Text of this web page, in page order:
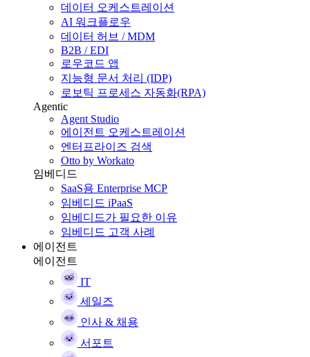
데이터 오케스트레이션
AI 워크플로우
데이터 허브 / MDM
B2B / EDI
로우코드 앱
지능형 문서 처리 (IDP)
로보틱 프로세스 자동화(RPA)
Agentic
Agent Studio
에이전트 오케스트레이션
엔터프라이즈 검색
Otto by Workato
임베디드
SaaS용 Enterprise MCP
임베디드 iPaaS
임베디드가 필요한 이유
임베디드 고객 사례
에이전트
에이전트
IT
세일즈
인사 & 채용
서포트